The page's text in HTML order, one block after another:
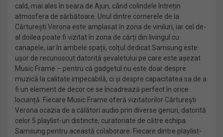
cald, mai ales în seara de Ajun, când colindele întrețin
atmosfera de sărbătoare. Unul dintre cornerele de la
Cărturești Verona este amplasat în zona de viniluri, iar cel de-
al doilea poate fi vizitat în zona de cărți din livingul cu
canapele, iar în ambele spații, colțul dedicat Samsung este
ușor de recunoscut datorită șevaletului pe care este așezat
Music Frame – pentru că gadgetul nu este doar despre
muzică la calitate impecabilă, ci și despre capacitatea sa de a
fi un element de decor ce se încadrează perfect în orice
locuință. Fiecare Music Frame oferă vizitatorilor Cărturești
Verona ocazia de a călători audio prin diverse genuri, datorită
celor 5 playlist-uri distincte, curatoriate de către echipa
Samsung pentru această colaborare. Fiecare dintre playlist-